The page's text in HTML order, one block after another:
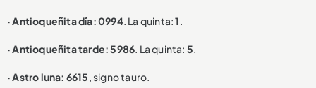
· Antioqueñita día: 0994. La quinta:1.
· Antioqueñita tarde: 5986. La quinta: 5.
· Astro luna: 6615, signo tauro.